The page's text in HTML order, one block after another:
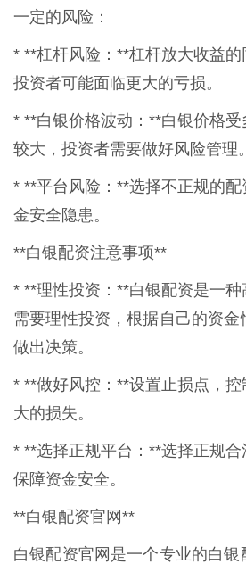
一定的风险：
* **杠杆风险：**杠杆放大收益的
投资者可能面临更大的亏损。
* **白银价格波动：**白银价格
较大，投资者需要做好风险管理。
* **平台风险：**选择不正规的
金安全隐患。
**白银配资注意事项**
* **理性投资：**白银配资是一
需要理性投资，根据自己的资金
做出决策。
* **做好风控：**设置止损点，
大的损失。
* **选择正规平台：**选择正规合
保障资金安全。
**白银配资官网**
白银配资官网是一个专业的白